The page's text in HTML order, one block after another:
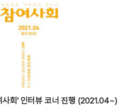
는 점을 직접 확인할 수 있었는데요. 서로
등한 발언권을 나눈다든지 경청했음을 보여
자의 의견을 존중하며 서로를 배려하고자
수 있었..
사회' 인터뷰 코너 진행 (2021.04~)